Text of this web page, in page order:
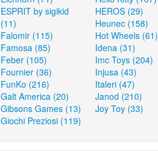
ESPRIT by sigikid
(11)
Falomir (115)
Famosa (85)
Feber (105)
Fournier (36)
FunKo (216)
Galt America (20)
Gibsons Games (13)
Giochi Preziosi (119)
HEROS (29)
Heunec (158)
Hot Wheels (61)
Idena (31)
Imc Toys (204)
Injusa (43)
Italeri (47)
Janod (210)
Joy Toy (33)